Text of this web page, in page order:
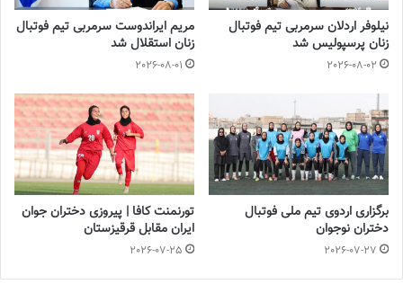
نیلوفر اردلان سرمربی تیم فوتبال
زنان پرسپولیس شد
2026-08-02
مریم ایراندوست سرمربی تیم فوتبال
زنان استقلال شد
2026-08-01
برگزاری اردوی تیم ملی فوتبال
دختران نوجوان
2026-07-27
تورنمنت کافا | پیروزی دختران جوان
ایران مقابل قرقیزستان
2026-07-25